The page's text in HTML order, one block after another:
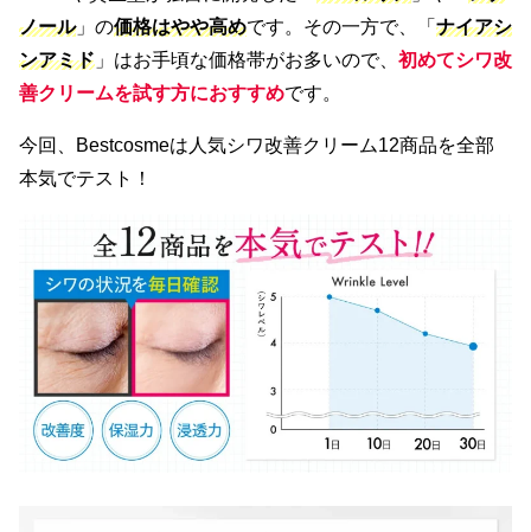
ノール」の価格はやや高めです。その一方で、「 ナイアシ
ンアミド 」はお手頃な価格帯がお多いので、 初めてシワ改
善クリームを試す方におすすめです。
今回、Bestcosmeは人気シワ改善クリーム12商品を全部
本気でテスト！